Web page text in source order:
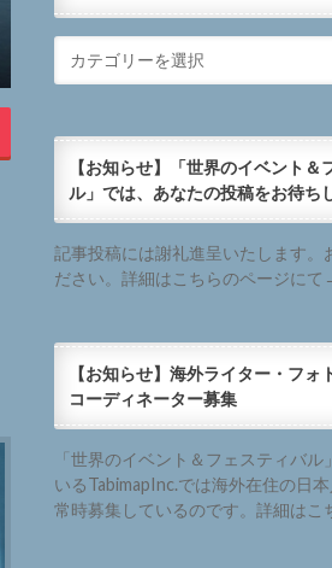
【お知らせ】「世界のイベント＆
ル」では、あなたの投稿をお待ち
記事投稿には謝礼進呈いたします。
ださい。詳細はこちらのページにて
【お知らせ】海外ライター・フォ
コーディネーター募集
「世界のイベント＆フェスティバ
いるTabimapInc.では海外在住の日
常時募集しているのです。詳細はこ